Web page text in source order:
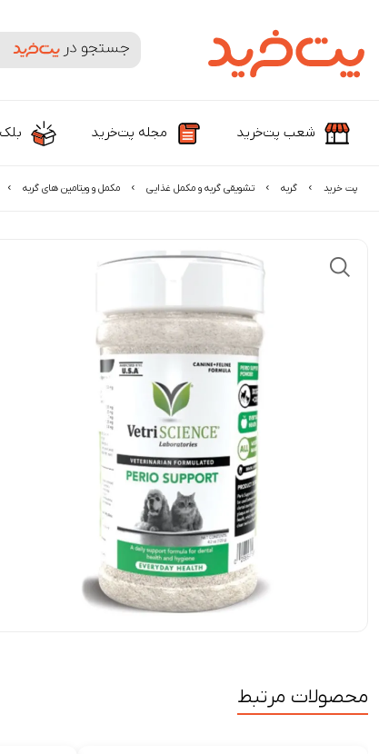
جستجوی محصولات و برندها
شعب پت‌خرید مجله پت‌خرید
پت خرید گربه تشویقی گربه و مکمل غذایی مکمل و ویتامین های گربه
محصولات مرتبط